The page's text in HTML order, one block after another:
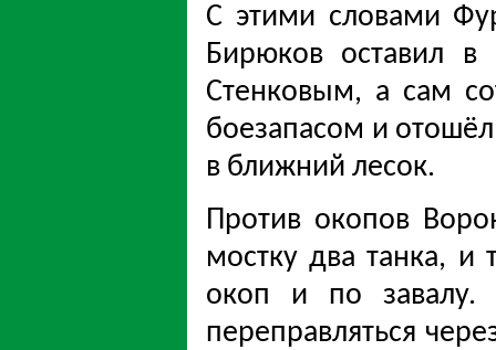
С этими словами
Бирюков оставил в
Стенковым, а сам
боезапасом и
в ближний лесок.
Против окопов
мостку два танка, и
окоп и по завалу.
переправляться